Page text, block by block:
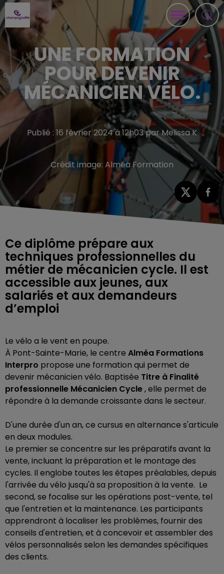
UNE FORMATION
POUR DEVENIR
MÉCANICIEN VÉLO.
Publié : 16 février 2024 à 12h03 par Melissa K
Crédit image: Alméa Formation
Ce diplôme prépare aux
techniques professionnelles du
métier de mécanicien cycle. Il est
accessible aux jeunes, aux
salariés et aux demandeurs
d’emploi
Le vélo a le vent en poupe.
À Pont-Sainte-Marie, le centre Alméa Formations
Interpro propose une formation qui permet de
devenir mécanicien vélo. Baptisée Titre à Finalité
professionnelle Mécanicien Cycle, elle permet de
répondre à la demande croissante dans le secteur.
D'une durée d'un an, ce cursus en alternance s'articule
en deux modules.
Le premier se concentre sur les préparatifs avant la
vente, incluant la préparation et le montage des
cycles. Il englobe toutes les étapes préalables, depuis
l'arrivée du vélo jusqu'à sa proposition à la vente. Le
second, se focalise sur les opérations post-vente, tel
que l'entretien et la maintenance. Les participants
apprendront à localiser les problèmes, fournir des
conseils d'entretien, et à concevoir et assembler des
vélos personnalisés selon les demandes spécifiques
des clients.